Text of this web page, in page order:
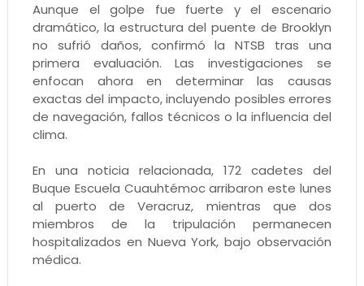
Aunque el golpe fue fuerte y el escenario
dramático, la estructura del puente de Brooklyn
no sufrió daños, confirmó la NTSB tras una
primera evaluación. Las investigaciones se
enfocan ahora en determinar las causas
exactas del impacto, incluyendo posibles errores
de navegación, fallos técnicos o la influencia del
clima.
En una noticia relacionada, 172 cadetes del
Buque Escuela Cuauhtémoc arribaron este lunes
al puerto de Veracruz, mientras que dos
miembros de la tripulación permanecen
hospitalizados en Nueva York, bajo observación
médica.